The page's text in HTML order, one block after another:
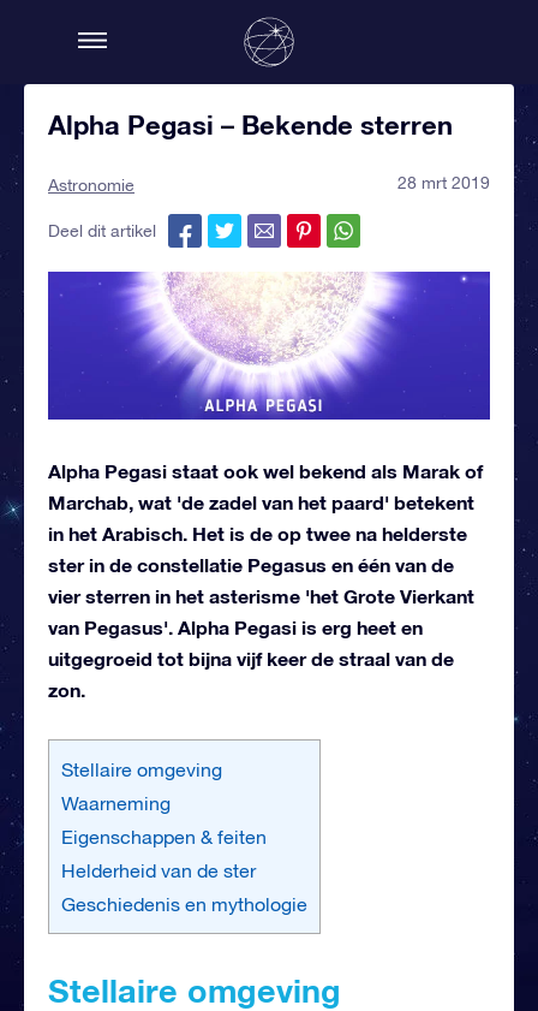
Alpha Pegasi – Bekende sterren
Astronomie 28 mrt 2019
Deel dit artikel
Alpha Pegasi staat ook wel bekend als Marak of
Marchab, wat 'de zadel van het paard' betekent
in het Arabisch. Het is de op twee na helderste
ster in de constellatie Pegasus en één van de
vier sterren in het asterisme 'het Grote Vierkant
van Pegasus'. Alpha Pegasi is erg heet en
uitgegroeid tot bijna vijf keer de straal van de
zon.
Stellaire omgeving
Waarneming
Eigenschappen & feiten
Helderheid van de ster
Geschiedenis en mythologie
Stellaire omgeving